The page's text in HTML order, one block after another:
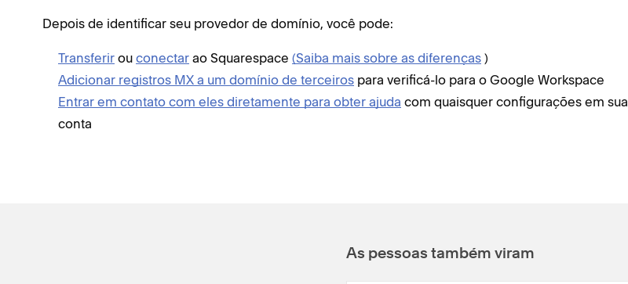
Depois de identificar seu provedor de domínio, você pode:
Transferir ou conectar ao Squarespace (Saiba mais sobre as diferenças )
Adicionar registros MX a um domínio de terceiros para verificá-lo para o Google Workspace
Entrar em contato com eles diretamente para obter ajuda com quaisquer configurações em sua
conta
As pessoas também viram